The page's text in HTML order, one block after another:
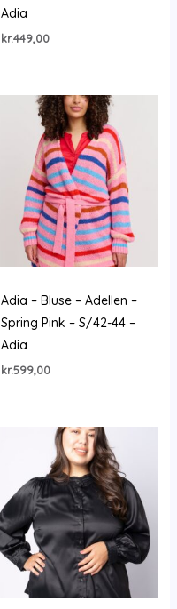
Adia
kr.449,00
Adia – Bluse – Adellen –
Spring Pink – S/42-44 –
Adia
kr.599,00